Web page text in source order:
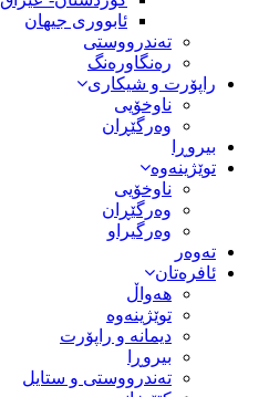
ئابووری جیهان
تەندرووستی
رەنگاورەنگ
راپۆرت و شیکاری
ناوخۆیی
وەرگێڕان
بیروڕا
توێژینەوە
ناوخۆیی
وەرگێڕان
وەرگیراو
تەوەر
ئافرەتان
هەواڵ
توێژینەوە
دیمانە و راپۆرت
بیروڕا
تەندرووستی و ستایل